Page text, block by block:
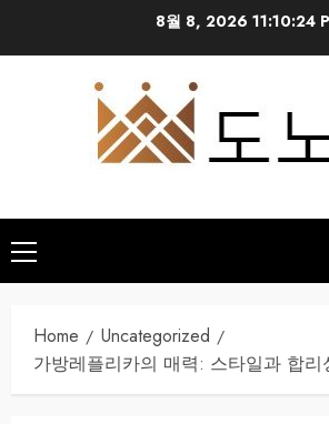
8월 8, 2026 11:10:24
Primary
Menu
Home
Uncategorized
가방레플리카의 매력: 스타일과 합리